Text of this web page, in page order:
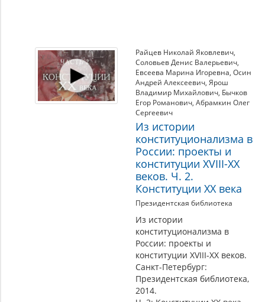
Райцев Николай Яковлевич,
Соловьев Денис Валерьевич,
Евсеева Марина Игоревна,Осин
Андрей Алексеевич,Ярош
Владимир Михайлович, Бычков
Егор Романович,Абрамкин Олег
Сергеевич
Из истории
конституционализма в
России: проекты и
конституции XVIII-XX
веков. Ч. 2.
Конституции XX века
Президентская библиотека
Из истории
конституционализма в
России: проекты и
конституции XVIII-XX веков.
Санкт-Петербург:
Президентская библиотека,
2014.